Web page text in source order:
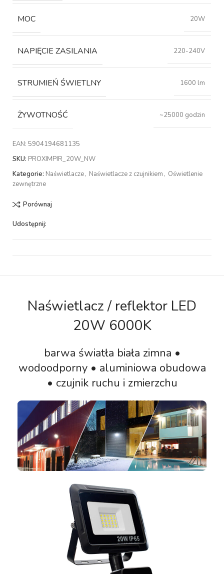
MOC 20W
NAPIĘCIE ZASILANIA 220-240V
STRUMIEŃ ŚWIETLNY 1600 lm
ŻYWOTNOŚĆ ~25000 godzin
EAN: 5904194681135
SKU: PROXIMPIR_20W_NW
Kategorie: Naświetlacze, Naświetlacze z czujnikiem , Oświetlenie
zewnętrzne
Porównaj
Udostępnij:
Naświetlacz / reflektor LED
20W 6000K
barwa światła biała zimna •
wodoodporny • aluminiowa obudowa
• czujnik ruchu i zmierzchu